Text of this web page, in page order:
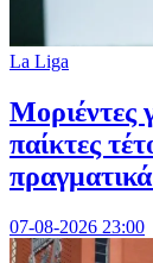
La Liga
Μοριέντες
παίκτες
07-08-2026 23:00